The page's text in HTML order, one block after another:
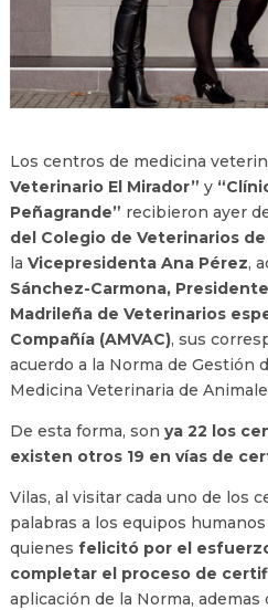
Los centros de medicina
Veterinario El Mirador” y
Peñagrande” recibieron ayer
del Colegio de Veterinarios
la Vicepresidenta Ana Pérez,
Sánchez-Carmona,
Madrileña de Veterinarios
Compañía (AMVAC), sus
acuerdo a la Norma de Gestión
Medicina Veterinaria de
De esta forma, son ya 22 los
existen otros 19 en vías de
Vilas, al visitar cada uno de los
palabras a los equipos
quienes felicitó por el
completar el proceso de
aplicación de la Norma,